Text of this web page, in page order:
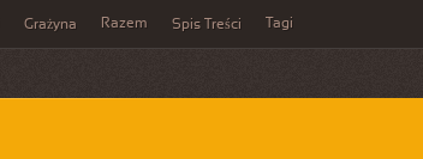
Grażyna Razem Spis Treści Tagi